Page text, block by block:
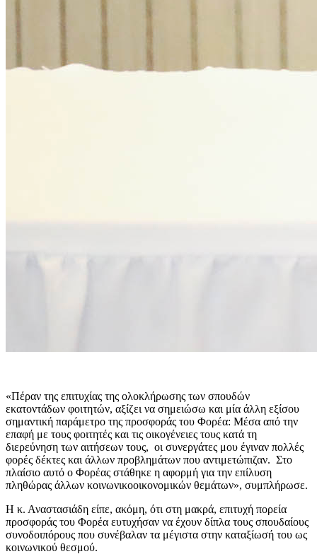
«Πέραν της επιτυχίας της ολοκλήρωσης των σπουδών
εκατοντάδων φοιτητών, αξίζει να σημειώσω και μία άλλη εξίσου
σημαντική παράμετρο της προσφοράς του Φορέα: Μέσα από την
επαφή με τους φοιτητές και τις οικογένειες τους κατά τη
διερεύνηση των αιτήσεων τους, οι συνεργάτες μου έγιναν πολλές
φορές δέκτες και άλλων προβλημάτων που αντιμετώπιζαν. Στο
πλαίσιο αυτό ο Φορέας στάθηκε η αφορμή για την επίλυση
πληθώρας άλλων κοινωνικοοικονομικών θεμάτων», συμπλήρωσε.
Η κ. Αναστασιάδη είπε, ακόμη, ότι στη μακρά, επιτυχή πορεία
προσφοράς του Φορέα ευτυχήσαν να έχουν δίπλα τους σπουδαίους
συνοδοιπόρους που συνέβαλαν τα μέγιστα στην καταξίωσή του ως
κοινωνικού θεσμού.